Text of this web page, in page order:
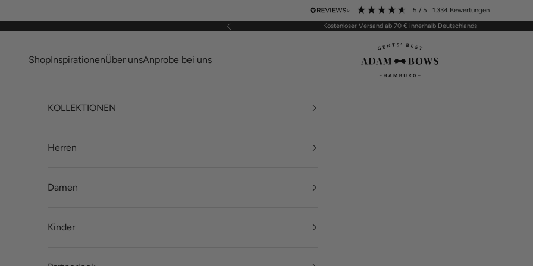
5 / 5 1.334 Bewertungen
Zurück Kostenloser Versand ab 70 € innerhalb Deutschlands
ADAM BOWS
ShopInspirationenÜber unsAnprobe bei uns
KOLLEKTIONEN
Herren
Damen
Kinder